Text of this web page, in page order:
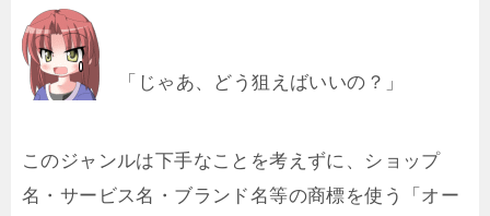
「じゃあ、どう狙えばいいの？」
このジャンルは下手なことを考えずに、ショップ
名・サービス名・ブランド名等の商標を使う「オー